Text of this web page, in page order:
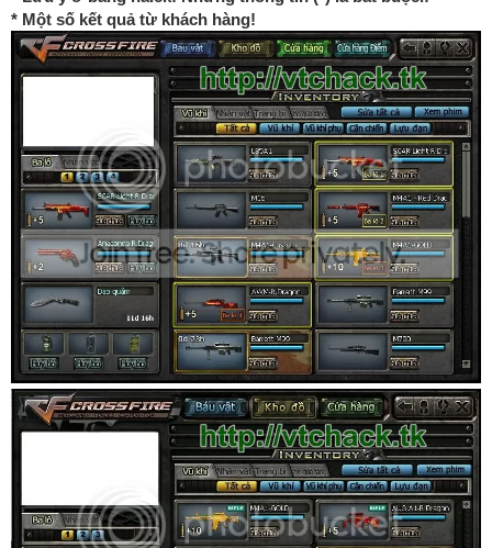
* Một số kết quả từ khách hàng!